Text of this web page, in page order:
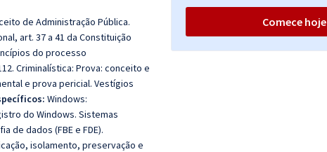
de Administração Pública.
art. 37 a 41 da Constituição
do processo
Criminalística: Prova: conceito e
e prova pericial. Vestígios
Windows:
do Windows. Sistemas
de dados (FBE e FDE).
isolamento, preservação e
Comece hoje